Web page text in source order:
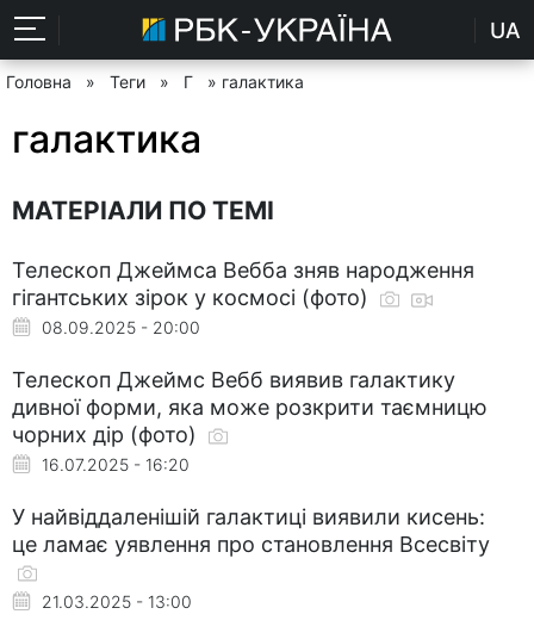
UA
Головна » Теги » Г » галактика
галактика
МАТЕРІАЛИ ПО ТЕМІ
Телескоп Джеймса Вебба зняв народження
гігантських зірок у космосі (фото)
08.09.2025 - 20:00
Телескоп Джеймс Вебб виявив галактику
дивної форми, яка може розкрити таємницю
чорних дір (фото)
16.07.2025 - 16:20
У найвіддаленішій галактиці виявили кисень:
це ламає уявлення про становлення Всесвіту
21.03.2025 - 13:00